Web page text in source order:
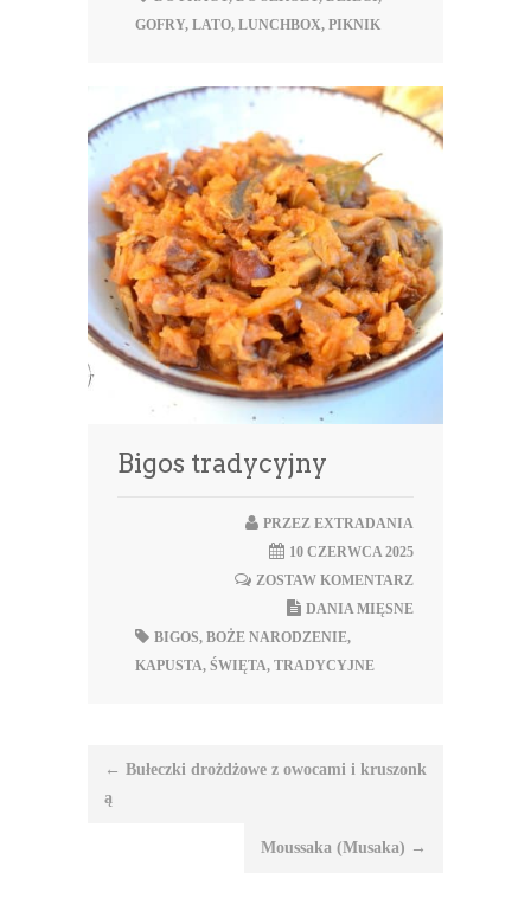
GOFRY, LATO, LUNCHBOX, PIKNIK
Bigos tradycyjny
PRZEZ EXTRADANIA
10 CZERWCA 2025
ZOSTAW KOMENTARZ
DANIA MIĘSNE
BIGOS, BOŻE NARODZENIE,
KAPUSTA, ŚWIĘTA, TRADYCYJNE
Nawigacja
wpisu
← Bułeczki drożdżowe z owocami i kruszonk
ą
Moussaka (Musaka) →